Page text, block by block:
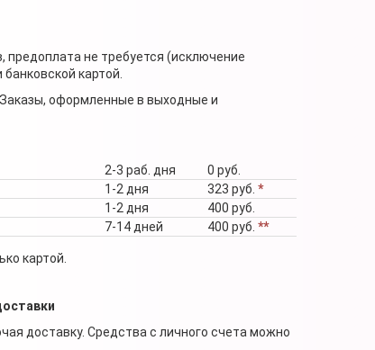
предоплата не требуется (исключение
картой.
оформленные в выходные и
2-3 раб. дня
0 руб.
1-2 дня 323 руб. *
1-2 дня
400 руб.
7-14 дней 400 руб. **
картой.
доставку. Средства с личного счета можно